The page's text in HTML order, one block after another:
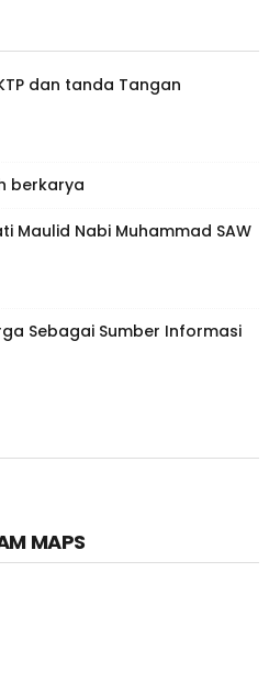
dan tanda Tangan
berkarya
Maulid Nabi Muhammad SAW
Sebagai Sumber Informasi
MAPS